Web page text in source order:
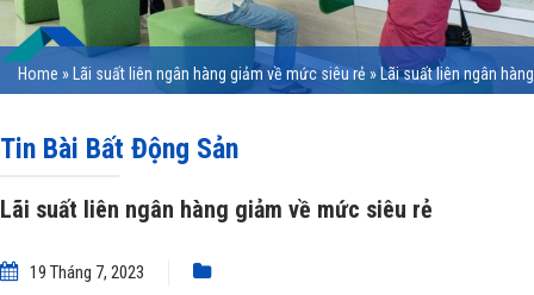
Home » Lãi suất liên ngân hàng giảm về mức siêu rẻ »Lãi suất liên ngân hàng
Tin Bài Bất Động Sản
Lãi suất liên ngân hàng giảm về mức siêu rẻ
19 Tháng 7, 2023